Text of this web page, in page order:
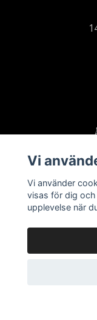
Vi
Vi använder
visas för dig
upplevelse när